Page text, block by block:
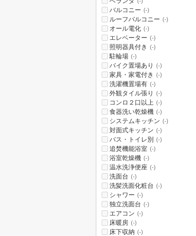
バルコニー (-)
ルーフバルコニー (-)
オール電化 (-)
エレベーター (-)
照明器具付き (-)
駐輪場 (-)
バイク置場あり (-)
家具・家電付き (-)
洗濯機置場有 (-)
外観タイル張り (-)
コンロ２口以上 (-)
食器洗い乾燥機 (-)
システムキッチン (-)
対面式キッチン (-)
バス・トイレ別 (-)
追焚機能浴室 (-)
浴室乾燥機 (-)
温水洗浄便座 (-)
洗面台 (-)
洗髪洗面化粧台 (-)
シャワー (-)
独立洗面台 (-)
エアコン (-)
床暖房 (-)
床下収納 (-)